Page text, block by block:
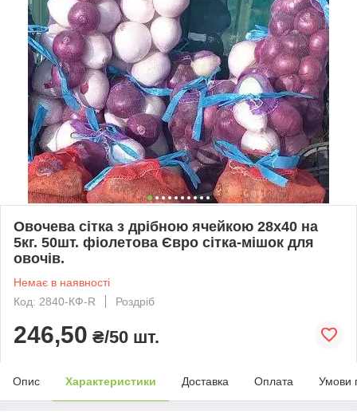
Овочева сітка з дрібною ячейкою 28х40 на
5кг. 50шт. фіолетова Євро сітка-мішок для
овочів.
Немає в наявності
Код: 2840-КФ-R
Роздріб
246,50 ₴/50 шт.
Опис Характеристики Доставка Оплата Умови